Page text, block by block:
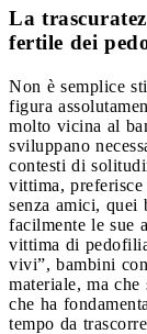
La
fertile dei
Non è semplice
figura
molto vicina al
sviluppano
contesti di
vittima,
senza amici, quei
facilmente le sue
vittima di
vivi”, bambini
materiale, ma
che ha
tempo da